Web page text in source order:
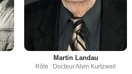
Martin Landau
Rôle : Docteur Alvin Kurtzweil